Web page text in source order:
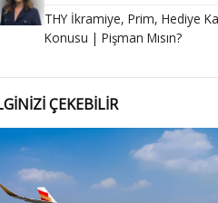
THY İkramiye, Prim, Hediye
Konusu | Pişman Mısın?
ÇEKEBİLİR